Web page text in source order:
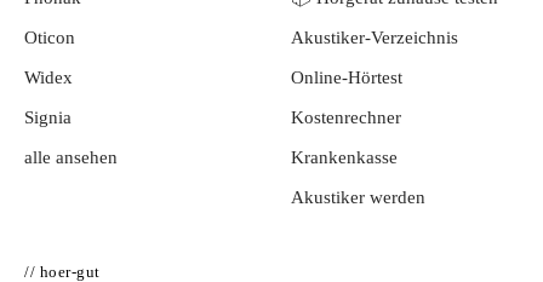
Oticon
Widex
Signia
alle ansehen
Akustiker-Verzeichnis
Online-Hörtest
Kostenrechner
Krankenkasse
Akustiker werden
// hoer-gut